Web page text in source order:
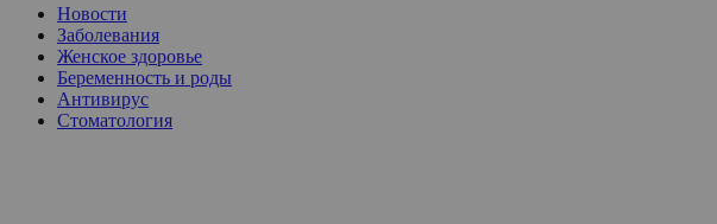
Новости
Заболевания
Женское здоровье
Беременность и роды
Антивирус
Стоматология